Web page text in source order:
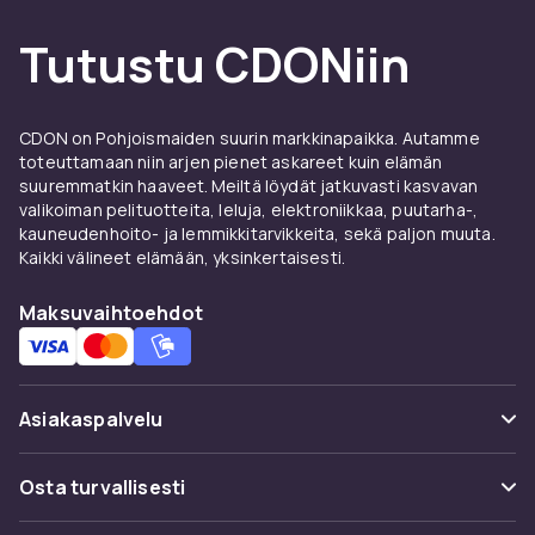
Tutustu CDONiin
CDON on Pohjoismaiden suurin markkinapaikka. Autamme
toteuttamaan niin arjen pienet askareet kuin elämän
suuremmatkin haaveet. Meiltä löydät jatkuvasti kasvavan
valikoiman pelituotteita, leluja, elektroniikkaa, puutarha-,
kauneudenhoito- ja lemmikkitarvikkeita, sekä paljon muuta.
Kaikki välineet elämään, yksinkertaisesti.
Maksuvaihtoehdot
Asiakaspalvelu
Usein kysyttyä (UKK)
Seuraa pakettia
Osta turvallisesti